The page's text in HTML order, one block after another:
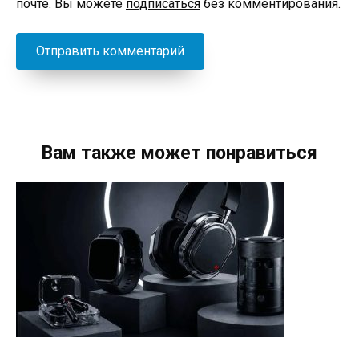
почте. Вы можете подписаться без комментирования.
Вам также может понравиться